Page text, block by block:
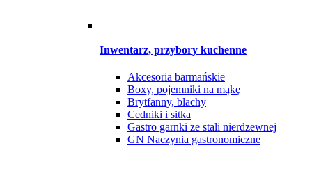
Inwentarz, przybory kuchenne
Akcesoria barmańskie
Boxy, pojemniki na mąkę
Brytfanny, blachy
Cedniki i sitka
Gastro garnki ze stali nierdzewnej
GN Naczynia gastronomiczne